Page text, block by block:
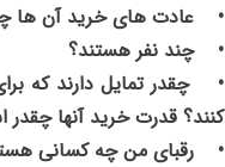
• عادت های خرید آن ها
• چند نفر هستند؟
• چقدر تمایل دارند که
کنند؟ قدرت خرید آنها
• رقبای من چه کسانی